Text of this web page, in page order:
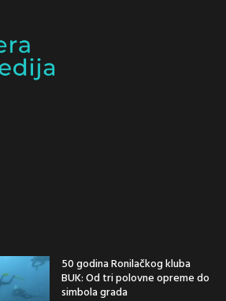
50 godina Ronilačkog kluba
BUK: Od tri polovne opreme do
simbola grada